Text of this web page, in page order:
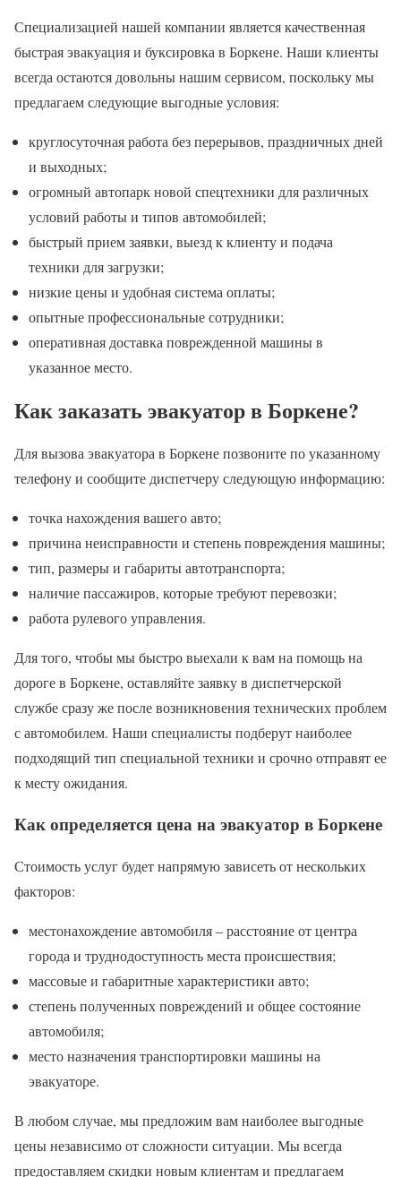
Специализацией нашей компании является качественная
быстрая эвакуация и буксировка в Боркене. Наши клиенты
всегда остаются довольны нашим сервисом, поскольку мы
предлагаем следующие выгодные условия:
круглосуточная работа без перерывов, праздничных дней
и выходных;
огромный автопарк новой спецтехники для различных
условий работы и типов автомобилей;
быстрый прием заявки, выезд к клиенту и подача
техники для загрузки;
низкие цены и удобная система оплаты;
опытные профессиональные сотрудники;
оперативная доставка поврежденной машины в
указанное место.
Как заказать эвакуатор в Боркене?
Для вызова эвакуатора в Боркене позвоните по указанному
телефону и сообщите диспетчеру следующую информацию:
точка нахождения вашего авто;
причина неисправности и степень повреждения машины;
тип, размеры и габариты автотранспорта;
наличие пассажиров, которые требуют перевозки;
работа рулевого управления.
Для того, чтобы мы быстро выехали к вам на помощь на
дороге в Боркене, оставляйте заявку в диспетчерской
службе сразу же после возникновения технических проблем
с автомобилем. Наши специалисты подберут наиболее
подходящий тип специальной техники и срочно отправят ее
к месту ожидания.
Как определяется цена на эвакуатор в Боркене
Стоимость услуг будет напрямую зависеть от нескольких
факторов:
местонахождение автомобиля – расстояние от центра
города и труднодоступность места происшествия;
массовые и габаритные характеристики авто;
степень полученных повреждений и общее состояние
автомобиля;
место назначения транспортировки машины на
эвакуаторе.
В любом случае, мы предложим вам наиболее выгодные
цены независимо от сложности ситуации. Мы всегда
предоставляем скидки новым клиентам и предлагаем